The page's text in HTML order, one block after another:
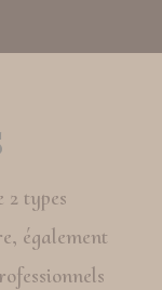
2 types
également